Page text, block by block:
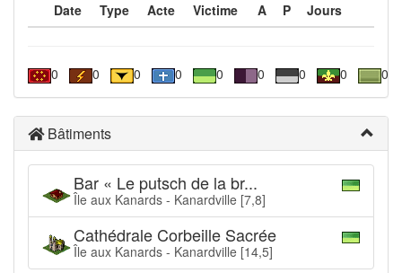
Date Type Acte Victime A P Jours
0 0 0 0 0 0 0 0 0
Bâtiments
Bar « Le putsch de la br...
Île aux Kanards - Kanardville [7,8]
Cathédrale Corbeille Sacrée
Île aux Kanards - Kanardville [14,5]